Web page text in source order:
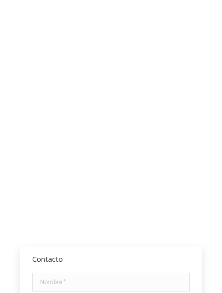
Contacto
Nombre *